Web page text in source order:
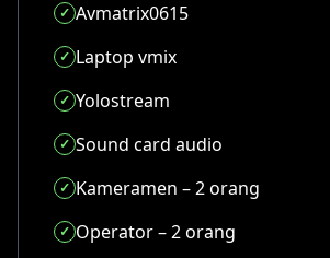
Avmatrix0615
Laptop vmix
Yolostream
Sound card audio
Kameramen – 2 orang
Operator – 2 orang